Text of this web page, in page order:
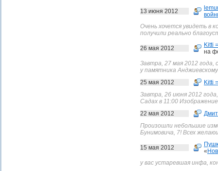
13 июня 2012
Очень хочется увидеть в
получили реально
26 мая 2012
Kitti
на
Завтра, 27 мая 2012 года,
у памятника
25 мая 2012
Kitti
Завтра, 26 июня 2012
Садах в 11:00
22 мая 2012
Произошли небольшие
Бунимовича, 7! Всех
15 мая 2012
«
у вас устаревшая инфа,